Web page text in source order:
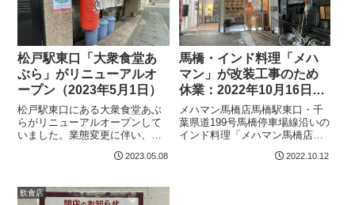
松戸駅東口「大衆食堂あ
ぶら」がリニューアルオ
ープン（2023年5月1日）
松戸駅東口にある大衆食堂あぶ
らがリニューアルオープンして
いました。業態変更に伴い、ホ
です。大衆食堂あぶら所在地：
タビル2 1F営業時間：15:00～
22：30定休日：火曜日
2023.05.08
馬橋・インド料理「メハ
マン」が改装工事のため
休業：2022年10月16日再
オープン予定
メハマン馬橋店馬橋駅東口・千
葉県道199号馬橋停車場線沿いの
インド料理「メハマン馬橋店」
日（土）まで休業しています。
2022.10.12
飲食店